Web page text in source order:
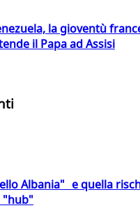
la gioventù
il Papa ad Assisi
Albania" e quella
"hub"